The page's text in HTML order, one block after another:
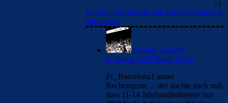
Loggen Sie sich ein, um einen Kommentar
abzugeben
Clouds: Experte
8. Januar 2026 Beim 18:40
Fc_Barcelona1 unser
Rechengenie… der dachte auch mal,
dass 11-14 Jahrhunderttalente nur